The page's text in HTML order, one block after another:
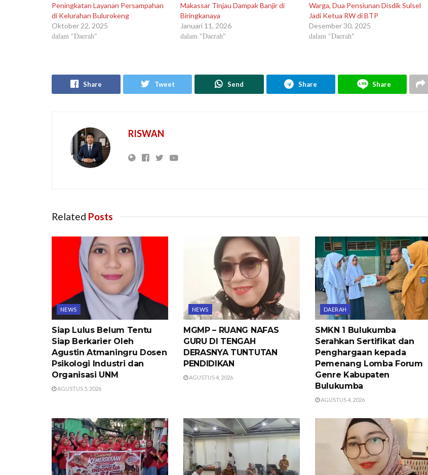
Peningkatan Layanan Persampahan
di Kelurahan Bulurokeng
Oktober 22, 2025
dalam "Daerah"
Makassar Tinjau Dampak Banjir di
Biringkanaya
Januari 11, 2026
dalam "Daerah"
Warga, Dua Pensiunan Disdik Sulsel
Jadi Ketua RW di BTP
Desember 30, 2025
dalam "Daerah"
Share Tweet Send Share Share
RISWAN
Related Posts
NEWS
Siap Lulus Belum Tentu
Siap Berkarier Oleh
Agustin Atmaningru Dosen
Psikologi Industri dan
Organisasi UNM
AGUSTUS 5, 2026
NEWS
MGMP – RUANG NAFAS
GURU DI TENGAH
DERASNYA TUNTUTAN
PENDIDIKAN
AGUSTUS 4, 2026
DAERAH
SMKN 1 Bulukumba
Serahkan Sertifikat dan
Penghargaan kepada
Pemenang Lomba Forum
Genre Kabupaten
Bulukumba
AGUSTUS 4, 2026